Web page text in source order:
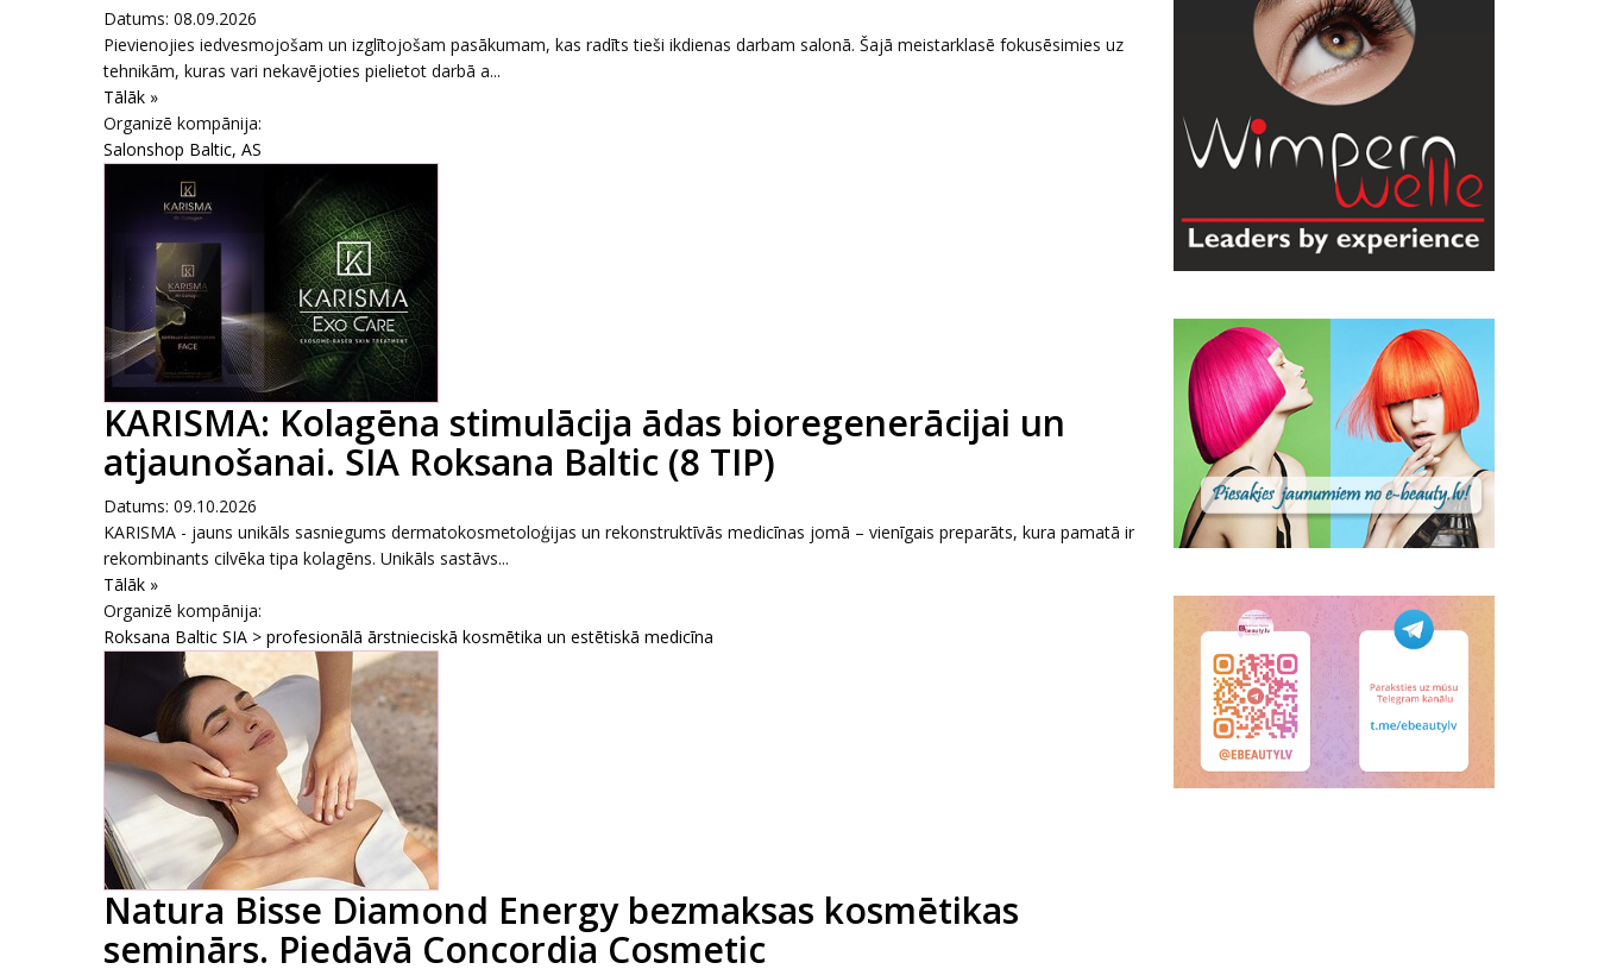
Datums: 08.09.2026
Pievienojies iedvesmojošam un izglītojošam pasākumam, kas radīts tieši ikdienas darbam salonā. Šajā meistarklasē fokusēsimies uz
tehnikām, kuras vari nekavējoties pielietot darbā a...
Tālāk »
Organizē kompānija:
Salonshop Baltic, AS
KARISMA: Kolagēna stimulācija ādas bioregenerācijai un
atjaunošanai. SIA Roksana Baltic (8 TIP)
Datums: 09.10.2026
KARISMA - jauns unikāls sasniegums dermatokosmetoloģijas un rekonstruktīvās medicīnas jomā – vienīgais preparāts, kura pamatā ir
rekombinants cilvēka tipa kolagēns. Unikāls sastāvs...
Tālāk »
Organizē kompānija:
Roksana Baltic SIA > profesionālā ārstnieciskā kosmētika un estētiskā medicīna
Natura Bisse Diamond Energy bezmaksas kosmētikas
seminārs. Piedāvā Concordia Cosmetic